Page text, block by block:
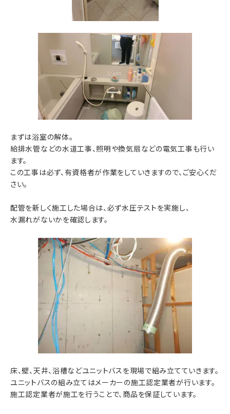
まずは浴室の解体。
給排水管などの水道工事、照明や換気扇などの電気工事も行い
ます。
この工事は必ず、有資格者が作業をしていきますので、ご安心くだ
さい。
配管を新しく施工した場合は、必ず水圧テストを実施し、
水漏れがないかを確認します。
床、壁、天井、浴槽などユニットバスを現場で組み立てていきます。
ユニットバスの組み立てはメーカーの施工認定業者が行います。
施工認定業者が施工を行うことで、商品を保証しています。